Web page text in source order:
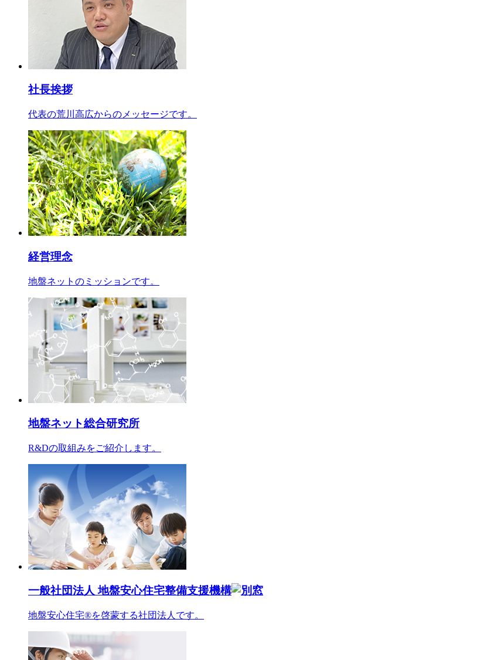
社長挨拶
代表の荒川高広からのメッセージです。
経営理念
地盤ネットのミッションです。
地盤ネット総合研究所
R&Dの取組みをご紹介します。
一般社団法人 地盤安心住宅整備支援機構
地盤安心住宅®を啓蒙する社団法人です。